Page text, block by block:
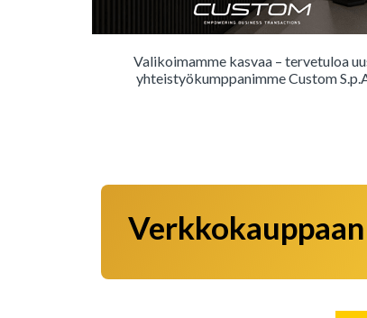
Valikoimamme kasvaa – tervetuloa
yhteistyökumppanimme Custom
Verkkokauppaan